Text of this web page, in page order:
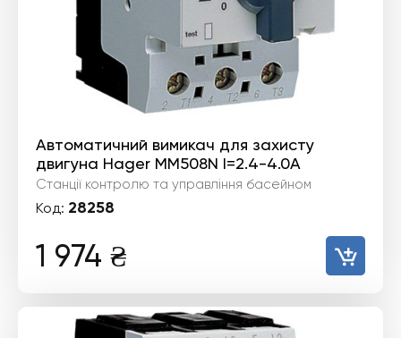
Автоматичний вимикач для захисту
двигуна Hager MM508N I=2.4-4.0А
Станції контролю та управління басейном
Код: 28258
1 974 ₴